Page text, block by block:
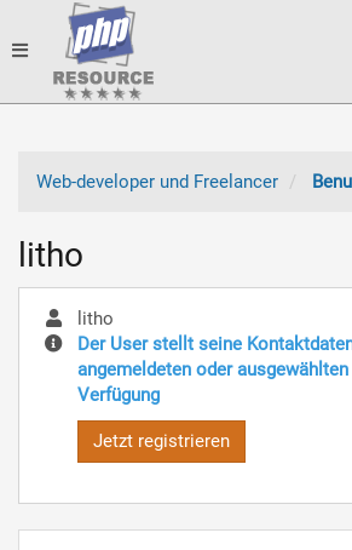
Toggle
Web-developer und Freelancer
litho
litho
Der User stellt seine
angemeldeten oder
Verfügung
Jetzt registrieren